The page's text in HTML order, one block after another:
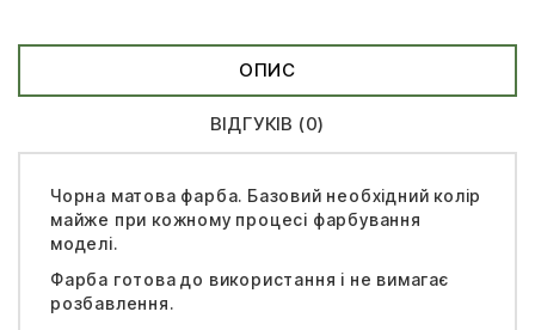
ОПИС
ВІДГУКІВ (0)
Чорна матова фарба. Базовий необхідний колір
майже при кожному процесі фарбування
моделі.
Фарба готова до використання і не вимагає
розбавлення.